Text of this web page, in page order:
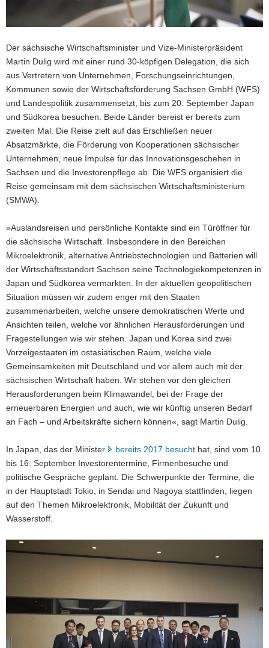
Der sächsische Wirtschaftsminister und Vize-Ministerpräsident
Martin Dulig wird mit einer rund 30-köpfigen Delegation, die sich
aus Vertretern von Unternehmen, Forschungseinrichtungen,
Kommunen sowie der Wirtschaftsförderung Sachsen GmbH (WFS)
und Landespolitik zusammensetzt, bis zum 20. September Japan
und Südkorea besuchen. Beide Länder bereist er bereits zum
zweiten Mal. Die Reise zielt auf das Erschließen neuer
Absatzmärkte, die Förderung von Kooperationen sächsischer
Unternehmen, neue Impulse für das Innovationsgeschehen in
Sachsen und die Investorenpflege ab. Die WFS organisiert die
Reise gemeinsam mit dem sächsischen Wirtschaftsministerium
(SMWA).
»Auslandsreisen und persönliche Kontakte sind ein Türöffner für
die sächsische Wirtschaft. Insbesondere in den Bereichen
Mikroelektronik, alternative Antriebstechnologien und Batterien will
der Wirtschaftsstandort Sachsen seine Technologiekompetenzen in
Japan und Südkorea vermarkten. In der aktuellen geopolitischen
Situation müssen wir zudem enger mit den Staaten
zusammenarbeiten, welche unsere demokratischen Werte und
Ansichten teilen, welche vor ähnlichen Herausforderungen und
Fragestellungen wie wir stehen. Japan und Korea sind zwei
Vorzeigestaaten im ostasiatischen Raum, welche viele
Gemeinsamkeiten mit Deutschland und vor allem auch mit der
sächsischen Wirtschaft haben. Wir stehen vor den gleichen
Herausforderungen beim Klimawandel, bei der Frage der
erneuerbaren Energien und auch, wie wir künftig unseren Bedarf
an Fach – und Arbeitskräfte sichern können«, sagt Martin Dulig.
In Japan, das der Minister bereits 2017 besucht hat, sind vom 10.
bis 16. September Investorentermine, Firmenbesuche und
politische Gespräche geplant. Die Schwerpunkte der Termine, die
in der Hauptstadt Tokio, in Sendai und Nagoya stattfinden, liegen
auf den Themen Mikroelektronik, Mobilität der Zukunft und
Wasserstoff.